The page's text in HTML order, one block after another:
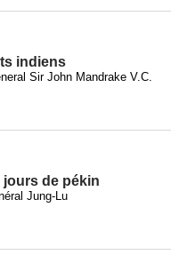
indiens
Sir John Mandrake V.C.
jours de pékin
Jung-Lu